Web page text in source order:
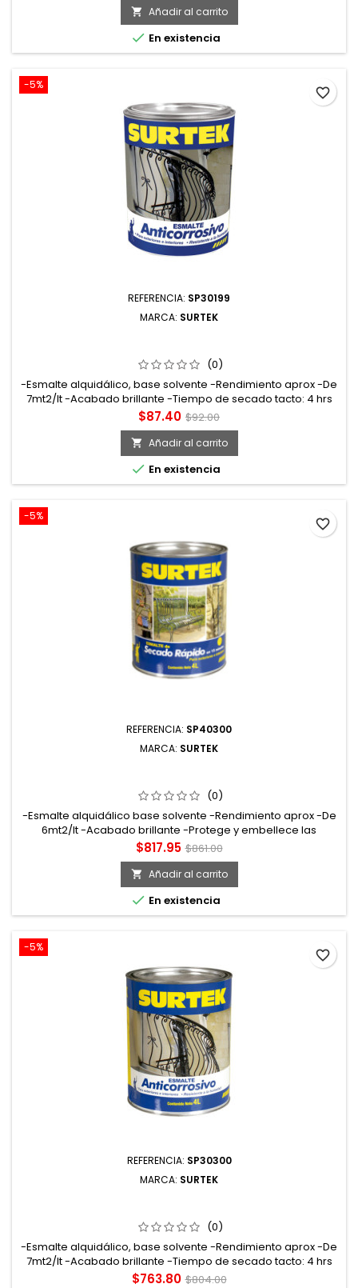
base
 Añadir al carrito
 En existencia
-5%
REFERENCIA: SP30199
MARCA: SURTEK
(0)
-Esmalte alquidálico, base solvente -Rendimiento aprox -De
7mt2/lt -Acabado brillante -Tiempo de secado tacto: 4 hrs
curado: 7 días
Precio
$87.40 Precio
base
$92.00
 Añadir al carrito
 En existencia
favorite_border
-5%
REFERENCIA: SP40300
MARCA: SURTEK
(0)
-Esmalte alquidálico base solvente -Rendimiento aprox -De
6mt2/lt -Acabado brillante -Protege y embellece las
superficies a pintar. Tiempo de secado tacto: 15min curado:
72hrs
Precio
$817.95 Precio
base
$861.00
 Añadir al carrito
 En existencia
favorite_border
-5%
REFERENCIA: SP30300
MARCA: SURTEK
(0)
-Esmalte alquidálico, base solvente -Rendimiento aprox -De
7mt2/lt -Acabado brillante -Tiempo de secado tacto: 4 hrs
curado: 7 días
Precio
$763.80 Precio
$804.00
favorite_border